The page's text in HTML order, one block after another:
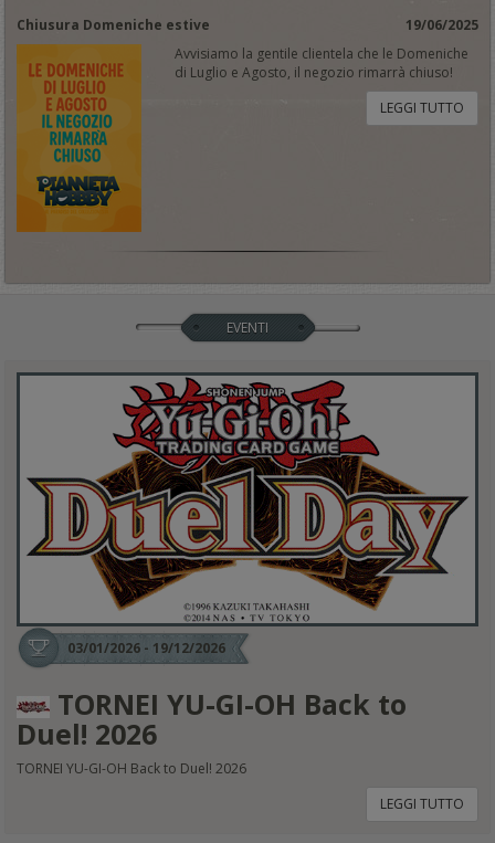
Chiusura Domeniche estive
19/06/2025
Avvisiamo la gentile clientela che le Domeniche
di Luglio e Agosto, il negozio rimarrà chiuso!
LEGGI TUTTO
EVENTI
03/01/2026 - 19/12/2026
TORNEI YU-GI-OH Back to
Duel! 2026
TORNEI YU-GI-OH Back to Duel! 2026
LEGGI TUTTO